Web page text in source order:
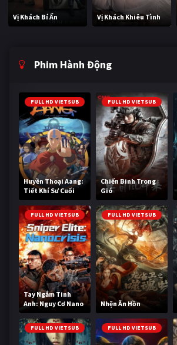
Vị Khách Bí Ẩn Vị Khách Khiêu Tình
Phim Hành Động
FULL HD VIETSUB
Huyền Thoại Aang:
Tiết Khí Sư Cuối
Cùng
FULL HD VIETSUB
Chiến Binh Trong
Gió
FULL HD VIETSUB
Tay Ngắm Tinh
Anh: Nguy Cơ Nano
FULL HD VIETSUB
Nhện Ăn Hồn
FULL HD VIETSUB FULL HD VIETSUB